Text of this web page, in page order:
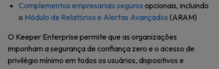
Complementos empresariais seguros opcionais, incluindo
o Módulo de Relatórios e Alertas Avançados (ARAM)
O Keeper Enterprise permite que as organizações
imponham a segurança de confiança zero e o acesso de
privilégio mínimo em todos os usuários, dispositivos e